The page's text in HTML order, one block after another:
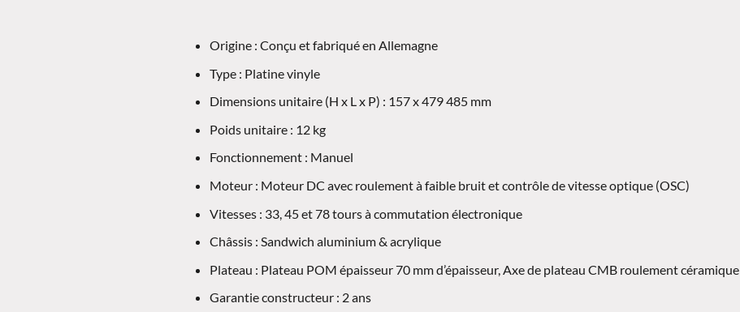
Origine : Conçu et fabriqué en Allemagne
Type : Platine vinyle
Dimensions unitaire (H x L x P) : 157 x 479 485 mm
Poids unitaire : 12 kg
Fonctionnement : Manuel
Moteur : Moteur DC avec roulement à faible bruit et contrôle de vitesse optique (OSC)
Vitesses : 33, 45 et 78 tours à commutation électronique
Châssis : Sandwich aluminium & acrylique
Plateau : Plateau POM épaisseur 70 mm d’épaisseur, Axe de plateau CMB roulement céramique
Garantie constructeur : 2 ans